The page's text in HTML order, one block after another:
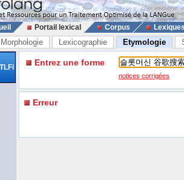
Portail lexical Corpus
Morphologie Lexicographie Etymologie
TLFi Entrez une forme
notices corrigées
Erreur